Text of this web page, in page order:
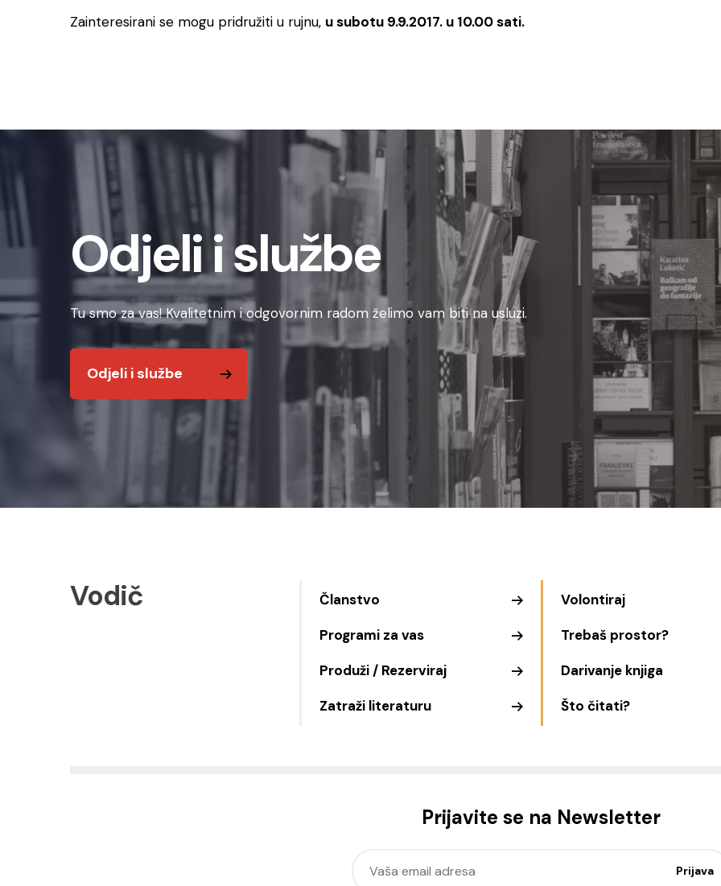
Zainteresirani se mogu pridružiti u rujnu, u subotu 9.9.2017. u 10.00 sati.
Odjeli i službe
Tu smo za vas! Kvalitetnim i odgovornim radom želimo vam biti na usluzi.
Odjeli i službe
Vodič
Članstvo
Programi za vas
Produži / Rezerviraj
Zatraži literaturu
Volontiraj
Trebaš prostor?
Darivanje knjiga
Što čitati?
Prijavite se na Newsletter